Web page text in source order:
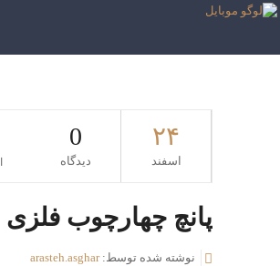
۲۴
اسفند
0
دیدگاه
پانچ چهارچوب فلزی
نوشته شده توسط:arasteh.asghar